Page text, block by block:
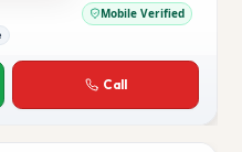
Mobile Verified
Call